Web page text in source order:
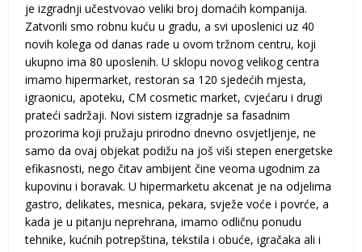
je izgradnji učestvovao veliki broj domaćih kompanija.
Zatvorili smo robnu kuću u gradu, a svi uposlenici uz 40
novih kolega od danas rade u ovom tržnom centru, koji
ukupno ima 80 uposlenih. U sklopu novog velikog centra
imamo hipermarket, restoran sa 120 sjedećih mjesta,
igraonicu, apoteku, CM cosmetic market, cvjećaru i drugi
prateći sadržaji. Novi sistem izgradnje sa fasadnim
prozorima koji pružaju prirodno dnevno osvjetljenje, ne
samo da ovaj objekat podižu na još viši stepen energetske
efikasnosti, nego čitav ambijent čine veoma ugodnim za
kupovinu i boravak. U hipermarketu akcenat je na odjelima
gastro, delikates, mesnica, pekara, svježe voće i povrće, a
kada je u pitanju neprehrana, imamo odličnu ponudu
tehnike, kućnih potrepština, tekstila i obuće, igračaka ali i